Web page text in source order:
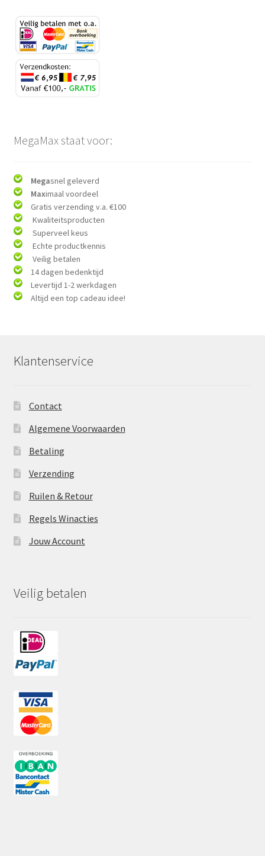
MegaMax staat voor:
Megasnel geleverd
Maximaal voordeel
Gratis verzending v.a. €100
Kwaliteitsproducten
Superveel keus
Echte productkennis
Veilig betalen
14 dagen bedenktijd
Levertijd 1-2 werkdagen
Altijd een top cadeau idee!
Klantenservice
Contact
Algemene Voorwaarden
Betaling
Verzending
Ruilen & Retour
Regels Winacties
Jouw Account
Veilig betalen